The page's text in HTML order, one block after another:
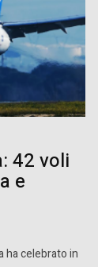
42 voli
e
ha celebrato in